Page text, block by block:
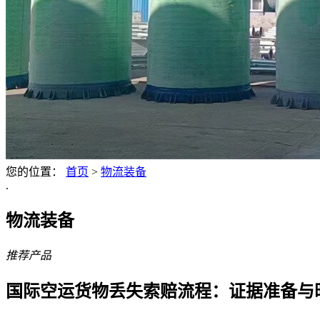
您的位置： 首页 > 物流装备
.
物流装备
推荐产品
国际空运货物丢失索赔流程：证据准备与